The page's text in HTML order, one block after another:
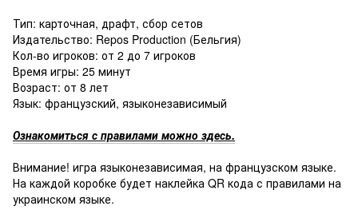
Тип: карточная, драфт, сбор сетов
Издательство: Repos Production (Бельгия)
Кол-во игроков: от 2 до 7 игроков
Время игры: 25 минут
Возраст: от 8 лет
Язык: французский, языконезависимый
Ознакомиться с правилами можно здесь.
Внимание! игра языконезависимая, на французском языке.
На каждой коробке будет наклейка QR кода с правилами на
украинском языке.